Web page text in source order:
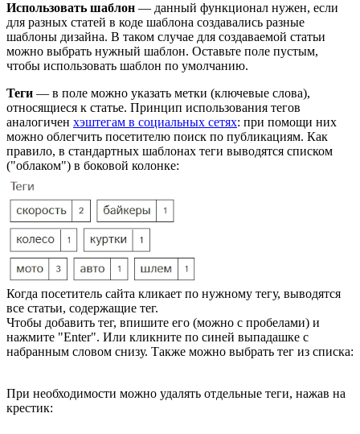
Использовать шаблон — данный функционал нужен, если
для разных статей в коде шаблона создавались разные
шаблоны дизайна. В таком случае для создаваемой статьи
можно выбрать нужный шаблон. Оставьте поле пустым,
чтобы использовать шаблон по умолчанию.
Теги — в поле можно указать метки (ключевые слова),
относящиеся к статье. Принцип использования тегов
аналогичен хэштегам в социальных сетях: при помощи них
можно облегчить посетителю поиск по публикациям. Как
правило, в стандартных шаблонах теги выводятся списком
("облаком") в боковой колонке:
Когда посетитель сайта кликает по нужному тегу, выводятся
все статьи, содержащие тег.
Чтобы добавить тег, впишите его (можно с пробелами) и
нажмите "Enter". Или кликните по синей выпадашке с
набранным словом снизу. Также можно выбрать тег из списка:
При необходимости можно удалять отдельные теги, нажав на
крестик: